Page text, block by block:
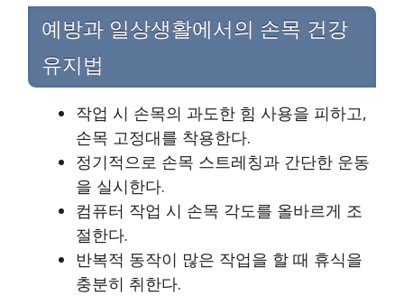
예방과 일상생활에서의 손목 건강
유지법
작업 시 손목의 과도한 힘 사용을 피하고,
손목 고정대를 착용한다.
정기적으로 손목 스트레칭과 간단한 운동
을 실시한다.
컴퓨터 작업 시 손목 각도를 올바르게 조
절한다.
반복적 동작이 많은 작업을 할 때 휴식을
충분히 취한다.